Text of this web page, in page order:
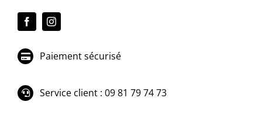
Paiement sécurisé
Service client : 09 81 79 74 73